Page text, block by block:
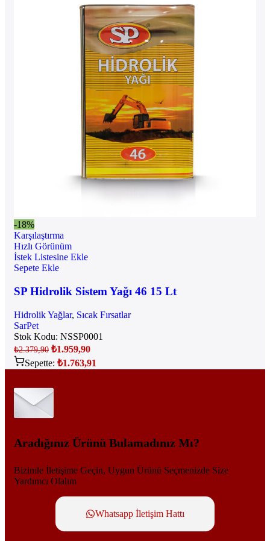
-18%
Karşılaştırma
Hızlı Görünüm
İstek Listesine Ekle
Sepete Ekle
SP Hidrolik Sistem Yağı 46 15 Lt
Hidrolik Yağlar, Sıcak Fırsatlar
SarPet
Stok Kodu: NSSP0001
₺2.379,90 ₺1.959,90
Sepette: ₺1.763,91
Aradığınız Ürünü Bulamadınız Mı?
Bizimle İletişime Geçin, Uygun Ürünü Seçmenizde Size
Yardımcı Olalım
Whatsapp İletişim Hattı